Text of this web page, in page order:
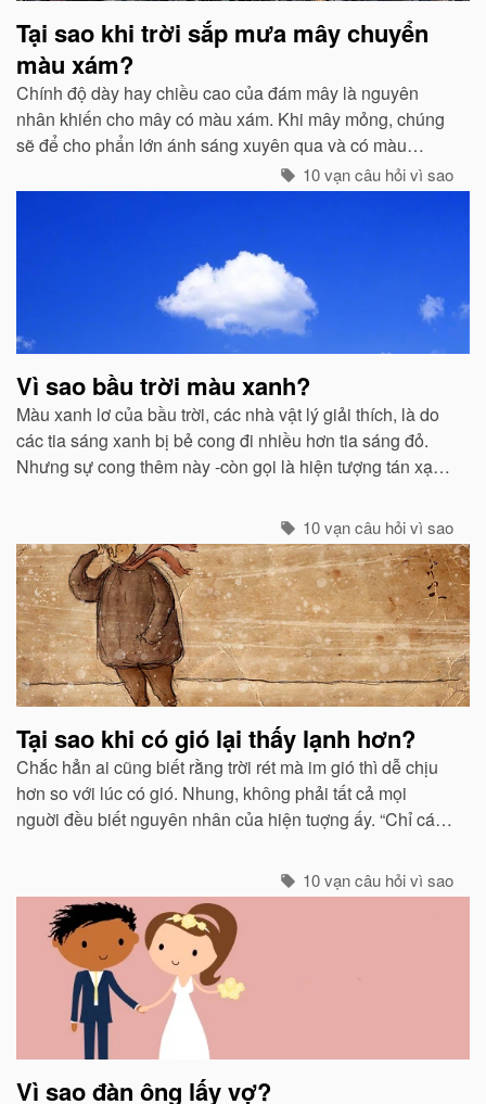
Tại sao khi trời sắp mưa mây chuyển
màu xám?
Chính độ dày hay chiều cao của đám mây là nguyên
nhân khiến cho mây có màu xám. Khi mây mỏng, chúng
sẽ để cho phẩn lớn ánh sáng xuyên qua và có màu
10 vạn câu hỏi vì sao
Vì sao bầu trời màu xanh?
Màu xanh lơ của bầu trời, các nhà vật lý giải thích, là do
các tia sáng xanh bị bẻ cong đi nhiều hơn tia sáng đỏ.
Nhưng sự cong thêm này -còn gọi là hiện tượng tán xạ -
10 vạn câu hỏi vì sao
Tại sao khi có gió lại thấy lạnh hơn?
Chắc hẳn ai cũng biết rằng trời rét mà im gió thì dễ chịu
hơn so với lúc có gió. Nhung, không phải tất cả mọi
nguời đều biết nguyên nhân của hiện tuợng ấy. “Chỉ các
10 vạn câu hỏi vì sao
Vì sao đàn ông lấy vợ?